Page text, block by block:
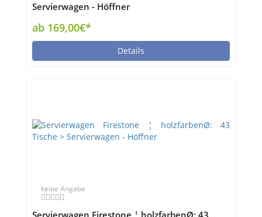
Servierwagen - Höffner
ab 169,00€*
Details
keine Angabe